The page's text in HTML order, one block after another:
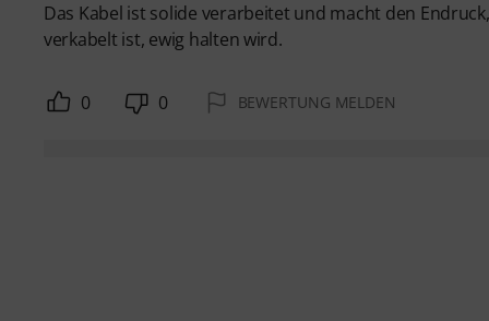
Das Kabel ist solide verarbeitet und macht den
verkabelt ist, ewig halten wird.
0 0 BEWERTUNG MELDEN